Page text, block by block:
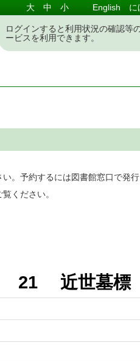
大 中 小 English に
ログインすると利用状況の確認等
ービスを利用できます。
。予約するには図書館窓口で発
ください。
21 近世墓標